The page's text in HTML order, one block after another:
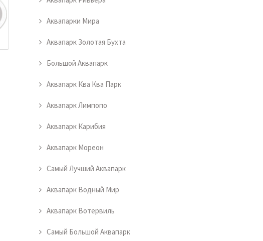
Аквапарки Мира
Аквапарк Золотая Бухта
Большой Аквапарк
Аквапарк Ква Ква Парк
Аквапарк Лимпопо
Аквапарк Карибия
Аквапарк Мореон
Самый Лучший Аквапарк
Аквапарк Водный Мир
Аквапарк Вотервиль
Самый Большой Аквапарк